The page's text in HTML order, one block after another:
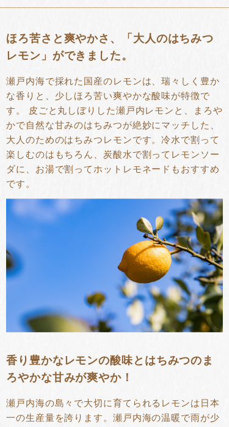
ほろ苦さと爽やかさ、「大人のはちみつ
レモン」ができました。
瀬戸内海で採れた国産のレモンは、瑞々しく豊か
な香りと、少しほろ苦い爽やかな酸味が特徴で
す。 皮ごと丸しぼりした瀬戸内レモンと、まろや
かで自然な甘みのはちみつが絶妙にマッチした、
大人のためのはちみつレモンです。冷水で割って
楽しむのはもちろん、炭酸水で割ってレモンソー
ダに、お湯で割ってホットレモネードもおすすめ
です。
香り豊かなレモンの酸味とはちみつのま
ろやかな甘みが爽やか！
瀬戸内海の島々で大切に育てられるレモンは日本
一の生産量を誇ります。瀬戸内海の温暖で雨が少